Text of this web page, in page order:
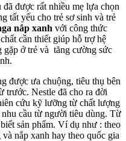
được rất nhiều mẹ lựa chọn
tất yếu cho trẻ sơ sinh và trẻ
nắp xanh với công thức
cần thiết giúp hỗ trợ hệ
gặp ở trẻ và tăng cường sức
được ưa chuộng, tiêu thụ bên
trước. Nestle đã cho ra đời
cứu kỹ lưỡng từ chất lượng
nhu cầu từ người tiêu dùng. Từ
sản phẩm. Ví dụ như : theo
nắp xanh hay theo quốc gia